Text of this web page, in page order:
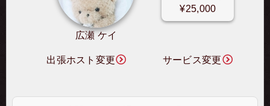
広瀬 ケイ
¥25,000
出張ホスト変更 サービス変更